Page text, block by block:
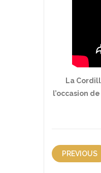
La
l’occasion
PREVIOUS